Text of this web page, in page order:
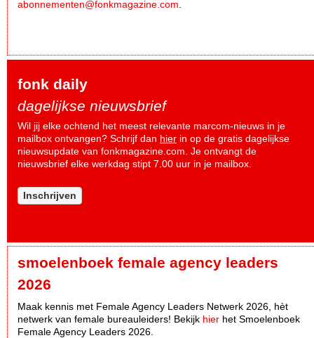
abonnementen@fonkmagazine.com
fonk daily
dagelijkse nieuwsbrief
Wil jij elke ochtend het meest relevante marcom-nieuws in je
mailbox ontvangen? Schrijf dan hier in op de gratis dagelijkse
nieuwsupdate van fonkmagazine.com. Je ontvangt de
nieuwsbrief elke werkdag stipt 7.00 uur in je mailbox.
Inschrijven
smoelenboek female agency leaders
2026
Maak kennis met Female Agency Leaders Netwerk 2026, hèt
netwerk van female bureauleiders! Bekijk hier het Smoelenboek
Female Agency Leaders 2026.